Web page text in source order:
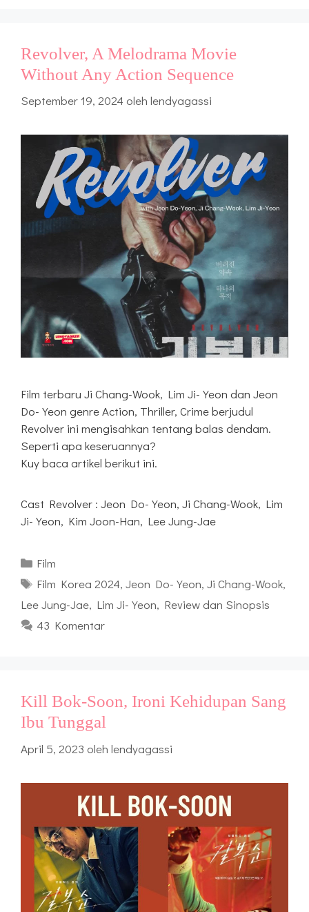
Revolver, A Melodrama Movie
Without Any Action Sequence
September 19, 2024 oleh lendyagassi
Film terbaru Ji Chang-Wook, Lim Ji-Yeon dan Jeon
Do-Yeon genre Action, Thriller, Crime berjudul
Revolver ini mengisahkan tentang balas dendam.
Seperti apa keseruannya?
Kuy baca artikel berikut ini.
Cast Revolver : Jeon Do-Yeon, Ji Chang-Wook, Lim
Ji-Yeon, Kim Joon-Han, Lee Jung-Jae
Kategori
Film
Tag
Film Korea 2024,Jeon Do-Yeon,Ji Chang-Wook,
Lee Jung-Jae, Lim Ji-Yeon, Review dan Sinopsis
43 Komentar
Kill Bok-Soon, Ironi Kehidupan Sang
Ibu Tunggal
April 5, 2023 oleh lendyagassi